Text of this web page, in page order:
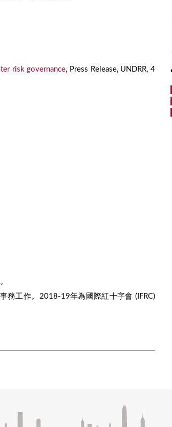
risk governance, Press Release, UNDRR, 4
務工作。2018-19年為國際紅十字會 (IFRC)